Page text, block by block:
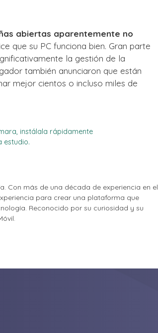
abiertas aparentemente no
que su PC funciona bien. Gran parte
la gestión de la
también anunciaron que están
mejor cientos o incluso miles de
instálala rápidamente
estudio.
Con más de una década de experiencia en el
para crear una plataforma que
Reconocido por su curiosidad y su